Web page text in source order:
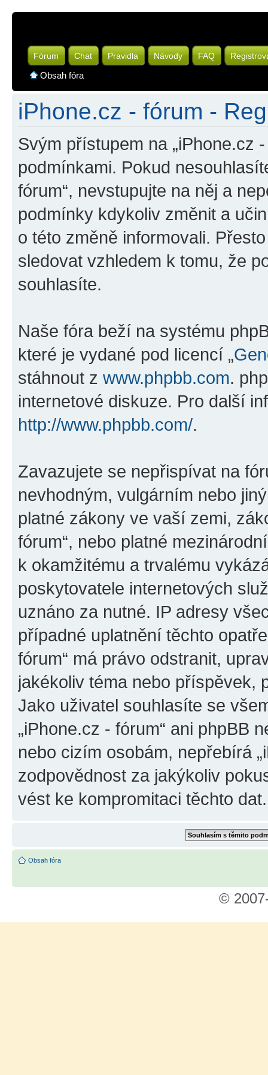
Fórum Chat Pravidla Návody FAQ
Obsah fóra
iPhone.cz - fórum -
Svým přístupem na „iPhone.cz
podmínkami. Pokud
fórum“, nevstupujte na něj a
podmínky kdykoliv změnit a
o této změně informovali.
sledovat vzhledem k tomu, že
souhlasíte.
Naše fóra beží na systému
které je vydané pod licencí „
stáhnout z www.phpbb.com.
internetové diskuze. Pro další
http://www.phpbb.com/.
Zavazujete se nepřispívat na
nevhodným, vulgárním nebo
platné zákony ve vaší zemi,
fórum“, nebo platné
k okamžitému a trvalému
poskytovatele internetových
uznáno za nutné. IP adresy
případné uplatnění těchto
fórum“ má právo odstranit,
jakékoliv téma nebo příspěvek,
Jako uživatel souhlasíte se
„iPhone.cz - fórum“ ani phpBB
nebo cizím osobám, nepřebírá
zodpovědnost za jakýkoliv
vést ke kompromitaci těchto dat.
Obsah fóra
©